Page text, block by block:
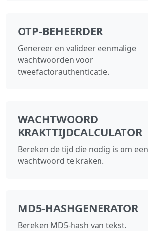
OTP-BEHEERDER
Genereer en valideer eenmalige
wachtwoorden voor
tweefactorauthenticatie.
WACHTWOORD
KRAKTTIJDCALCULATOR
Bereken de tijd die nodig is om een
wachtwoord te kraken.
MD5-HASHGENERATOR
Bereken MD5-hash van tekst.